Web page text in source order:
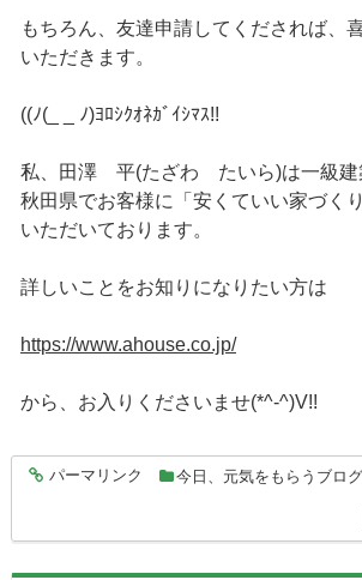
もちろん、友達申請してくだされば、
いただきます。
((ﾉ(_ _ ﾉ)ﾖﾛｼｸｵﾈｶﾞｲｼﾏｽ!!
私、田澤 平(たざわ たいら)は一級建
秋田県でお客様に「安くていい家づく
いただいております。
詳しいことをお知りになりたい方は
https://www.ahouse.co.jp/
から、お入りくださいませ(*^-^)V!!
entry5047
パーマリンク 今日、元気をもらうブロ